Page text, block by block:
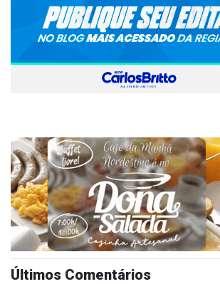
Últimos Comentários